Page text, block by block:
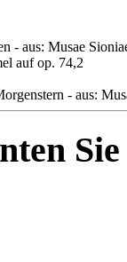
- aus: Musae
auf op. 74,2
- aus: